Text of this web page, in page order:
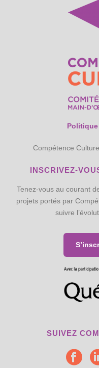
Compétence
INSCRIVEZ-
Tenez-vous au courant
projets portés par
suivre
SUIVEZ